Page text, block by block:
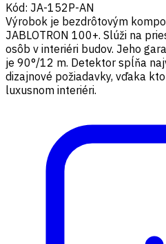
Kód: JA-152P-AN
Výrobok je bezdrôtovým
JABLOTRON 100+. Slúži na
osôb v interiéri budov. Jeho
je 90°/12 m. Detektor spĺňa
dizajnové požiadavky, vďaka
luxusnom interiéri.